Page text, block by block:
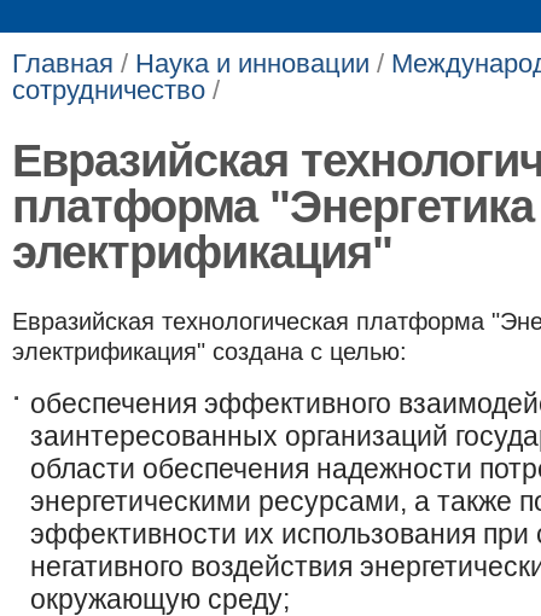
Главная / Наука и инновации /
сотрудничество /
Евразийская
платформа
электрификация"
Евразийская технологическая платформа
электрификация" создана с целью:
обеспечения эффективного
заинтересованных организаций
области обеспечения надежности
энергетическими ресурсами, а также
эффективности их использования при
негативного воздействия
окружающую среду;